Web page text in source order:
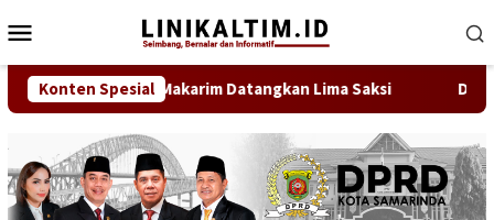
ke
kontenMobile
Konten Spesial
Nadiem Makarim Datangkan Lima Saksi Direktur